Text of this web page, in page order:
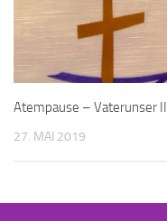
Atempause – Vaterunser II
27. MAI 2019